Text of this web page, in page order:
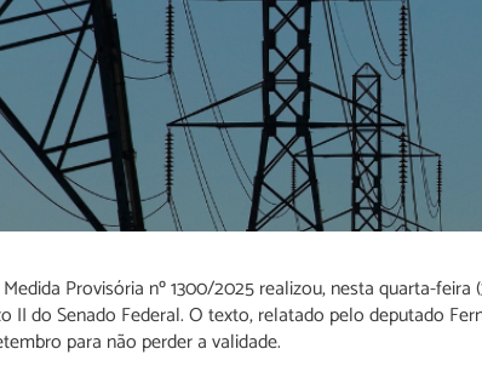
Provisória nº 1300/2025 realizou, nesta quarta-
II do Senado Federal. O texto, relatado pelo deputado
para não perder a validade.